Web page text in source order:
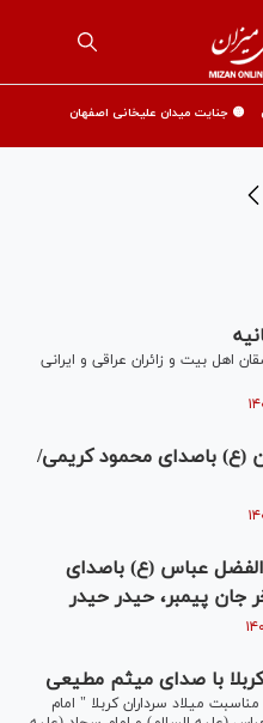
🟡 جنایت میدان علیخانی اصفهان
اهل بیت و زائران عراقی و ایرانی
(ع) باصدای محمود کریمی/
عباس (ع) باصدای
جان پیمبر، حیدر حیدر
با صدای میثم مطیعی
میلاد سرداران کربلا " امام